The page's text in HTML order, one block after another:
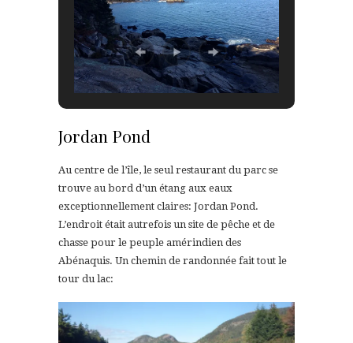
Jordan Pond
Au centre de l’île, le seul restaurant du parc se
trouve au bord d’un étang aux eaux
exceptionnellement claires: Jordan Pond.
L’endroit était autrefois un site de pêche et de
chasse pour le peuple amérindien des
Abénaquis. Un chemin de randonnée fait tout le
tour du lac: